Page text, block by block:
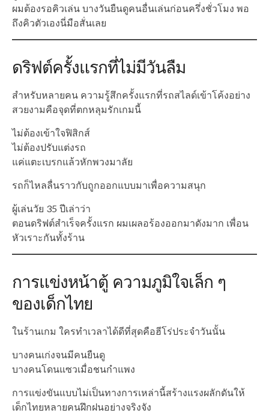
ผมต้องรอคิวเล่น บางวันยืนดูคนอื่นเล่นก่อนครึ่งชั่วโมง พอ
ถึงคิวตัวเองนี่มือสั่นเลย
ดริฟต์ครั้งแรกที่ไม่มีวันลืม
สำหรับหลายคน ความรู้สึกครั้งแรกที่รถสไลด์เข้าโค้งอย่าง
สวยงามคือจุดที่ตกหลุมรักเกมนี้
ไม่ต้องเข้าใจฟิสิกส์
ไม่ต้องปรับแต่งรถ
แค่แตะเบรกแล้วหักพวงมาลัย
รถก็ไหลลื่นราวกับถูกออกแบบมาเพื่อความสนุก
ผู้เล่นวัย 35 ปีเล่าว่า
ตอนดริฟต์สำเร็จครั้งแรก ผมเผลอร้องออกมาดังมาก เพื่อน
หัวเราะกันทั้งร้าน
การแข่งหน้าตู้ ความภูมิใจเล็ก ๆ
ของเด็กไทย
ในร้านเกม ใครทำเวลาได้ดีที่สุดคือฮีโร่ประจำวันนั้น
บางคนเก่งจนมีคนยืนดู
บางคนโดนแซวเมื่อชนกำแพง
การแข่งขันแบบไม่เป็นทางการเหล่านี้สร้างแรงผลักดันให้
เด็กไทยหลายคนฝึกฝนอย่างจริงจัง